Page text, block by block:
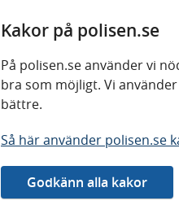
Kakor på polisen.se
På polisen.se använder vi
bra som möjligt. Vi
bättre.
Så här använder polisen.se